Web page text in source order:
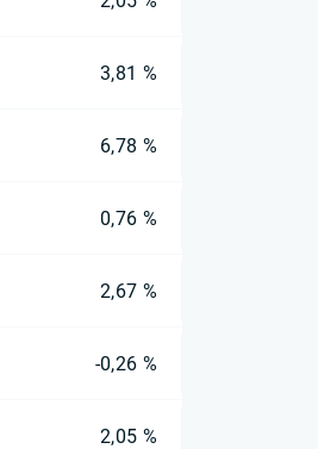
3,81 %
6,78 %
0,76 %
2,67 %
-0,26 %
2,05 %